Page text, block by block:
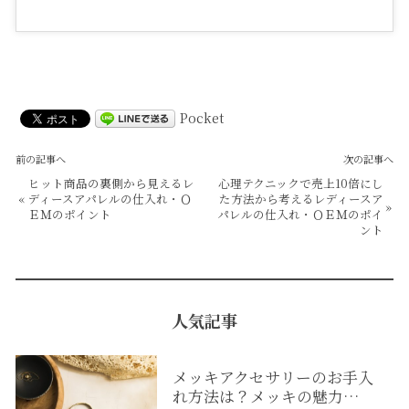
Pocket
前の記事へ
«
ヒット商品の裏側から見えるレ
ディースアパレルの仕入れ・Ｏ
ＥＭのポイント
次の記事へ
心理テクニックで売上10倍にし
た方法から考えるレディースア
パレルの仕入れ・ＯＥＭのポイ
ント
»
人気記事
メッキアクセサリーのお手入
れ方法は？メッキの魅力…